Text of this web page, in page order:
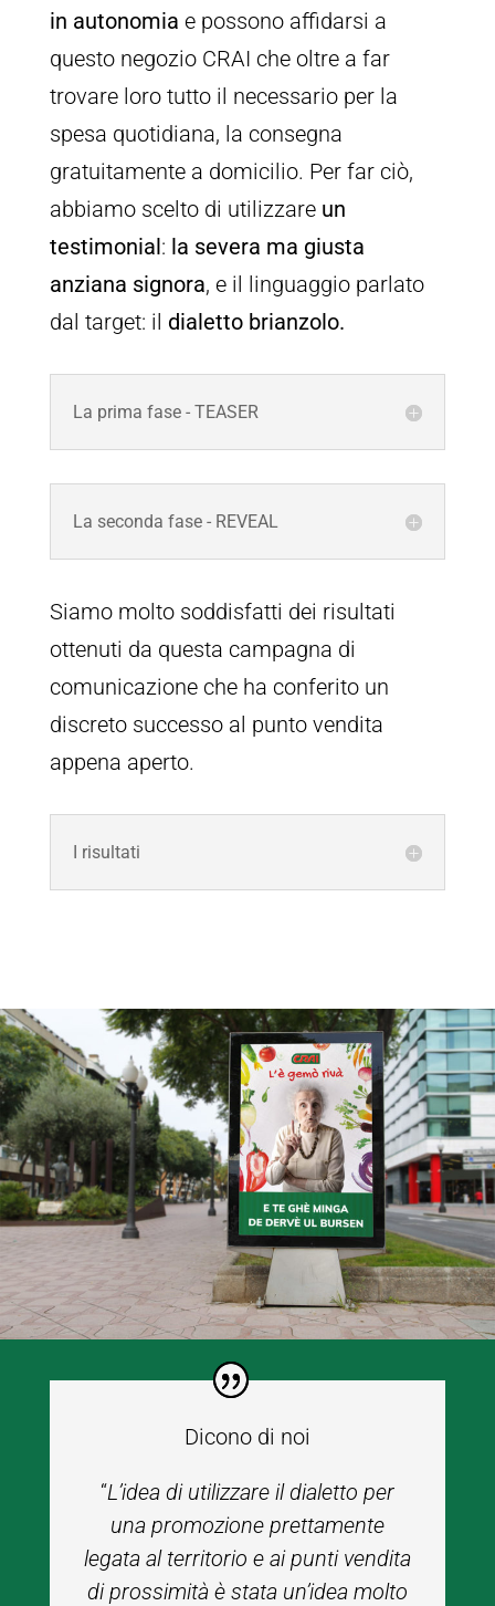
in autonomia e possono affidarsi a
questo negozio CRAI che oltre a far
trovare loro tutto il necessario per la
spesa quotidiana, la consegna
gratuitamente a domicilio. Per far ciò,
abbiamo scelto di utilizzare un
testimonial: la severa ma giusta
anziana signora, e il linguaggio parlato
dal target: il dialetto brianzolo.
La prima fase - TEASER
La seconda fase - REVEAL
Siamo molto soddisfatti dei risultati
ottenuti da questa campagna di
comunicazione che ha conferito un
discreto successo al punto vendita
appena aperto.
I risultati
Dicono di noi
“L’idea di utilizzare il dialetto per
una promozione prettamente
legata al territorio e ai punti vendita
di prossimità è stata un’idea molto